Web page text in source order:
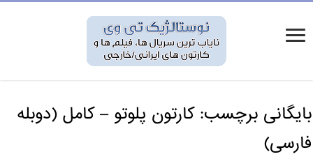
بایگانی برچسب:کارتون پلوتو – کامل (دوبله
فارسی)